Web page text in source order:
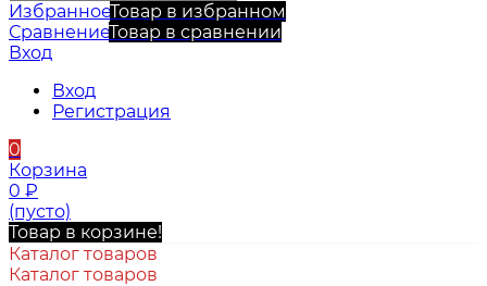
ИзбранноеТовар в избранном
СравнениеТовар в сравнении
Вход
Вход
Регистрация
0
Корзина
0 ₽
(пусто)
Товар в корзине!
Каталог товаров
Каталог товаров